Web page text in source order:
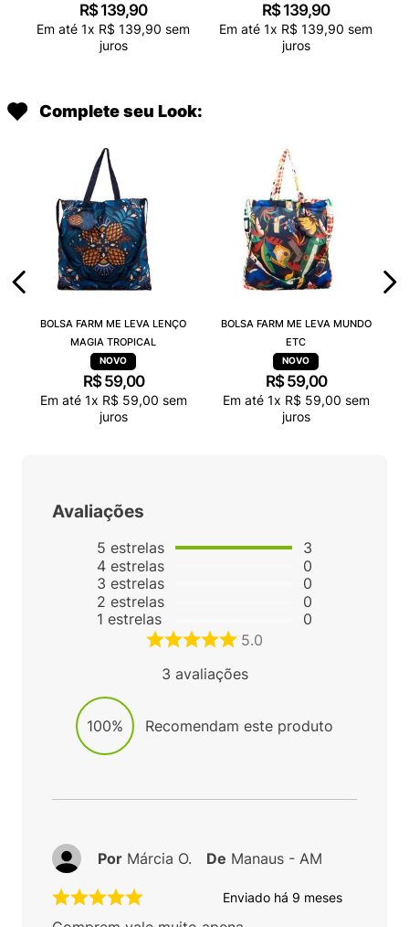
R$ 139,90
Em até 1x R$ 139,90 sem
juros
R$ 139,90
Em até 1x R$ 139,90 sem
juros
Complete seu Look:
BOLSA FARM ME LEVA LENÇO
MAGIA TROPICAL
R$ 59,00
Em até 1x R$ 59,00 sem
juros
BOLSA FARM ME LEVA MUNDO
ETC
R$ 59,00
Em até 1x R$ 59,00 sem
juros
Avaliações
5 estrelas
4 estrelas
3 estrelas
2 estrelas
1 estrelas
3
0
0
0
0
5.0
3 avaliações
100% Recomendam este produto
Enviado há 9 meses
Por Márcia O. De Manaus - AM